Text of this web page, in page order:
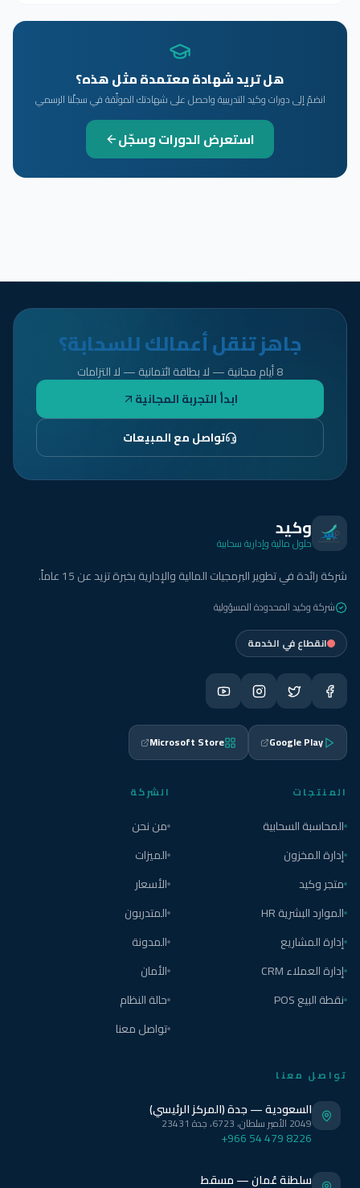
هل تريد شهادة معتمدة مثل هذه؟
انضمّ إلى دورات وكيد التدريبية واحصل على شهادتك الموثّقة في سجلّنا الرسمي
استعرض الدورات وسجّل
جاهز تنقل أعمالك للسحابة؟
8 أيام مجانية — لا بطاقة ائتمانية — لا التزامات
ابدأ التجربة المجانية
تواصل مع المبيعات
وكيد
حلول مالية وإدارية سحابية
شركة رائدة في تطوير البرمجيات المالية والإدارية بخبرة تزيد عن 15 عاماً.
شركة وكيد المحدودة المسؤولية
انقطاع في الخدمة
Google Play
Microsoft Store
المنتجات
المحاسبة السحابية
إدارة المخزون
متجر وكيد
الموارد البشرية HR
إدارة المشاريع
إدارة العملاء CRM
نقطة البيع POS
الشركة
من نحن
الميزات
الأسعار
المتدربون
المدونة
الأمان
حالة النظام
تواصل معنا
تواصل معنا
السعودية — جدة (المركز الرئيسي)
2049 الأمير سلطان، 6723، جدة 23431
+966 54 479 8226
سلطنة عُمان — مسقط